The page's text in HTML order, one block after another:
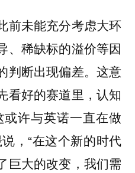
前未能充分考虑大环
、稀缺标的溢价等因
判断出现偏差。这意
看好的赛道里，认知
许与英诺一直在做
，“在这个新的时代
巨大的改变，我们需